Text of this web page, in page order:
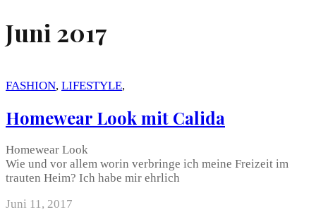
Juni 2017
FASHION, LIFESTYLE,
Homewear Look mit Calida
Homewear Look
Wie und vor allem worin verbringe ich meine Freizeit im
trauten Heim? Ich habe mir ehrlich
Juni 11, 2017